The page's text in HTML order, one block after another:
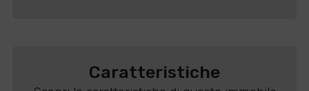
Caratteristiche